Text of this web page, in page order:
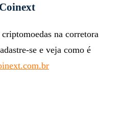
na corretora
se e veja como é